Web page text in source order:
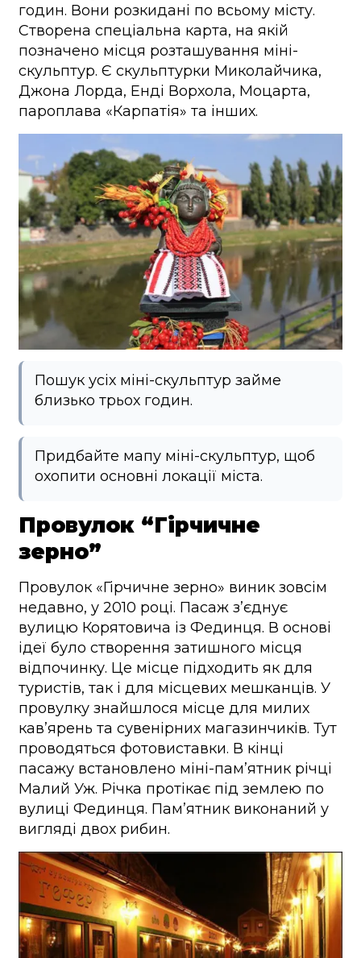
годин. Вони розкидані по всьому місту.
Створена спеціальна карта, на якій
позначено місця розташування міні-
скульптур. Є скульптурки Миколайчика,
Джона Лорда, Енді Ворхола, Моцарта,
пароплава «Карпатія» та інших.
Пошук усіх міні-скульптур займе
близько трьох годин.
Придбайте мапу міні-скульптур, щоб
охопити основні локації міста.
Провулок “Гірчичне
зерно”
Провулок «Гірчичне зерно» виник зовсім
недавно, у 2010 році. Пасаж з’єднує
вулицю Корятовича із Фединця. В основі
ідеї було створення затишного місця
відпочинку. Це місце підходить як для
туристів, так і для місцевих мешканців. У
провулку знайшлося місце для милих
кав’ярень та сувенірних магазинчиків. Тут
проводяться фотовиставки. В кінці
пасажу встановлено міні-пам’ятник річці
Малий Уж. Річка протікає під землею по
вулиці Фединця. Пам’ятник виконаний у
вигляді двох рибин.